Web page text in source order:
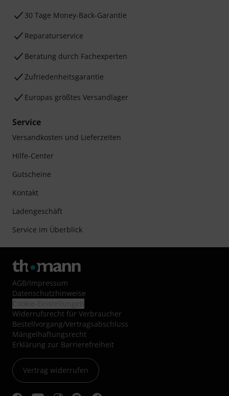
30 Tage Money-Back-Garantie
Reparaturservice
Beratung durch Fachexperten
Zufriedenheitsgarantie
Europas größtes Versandlager
Service
Versandkosten und Lieferzeiten
Hilfe-Center
Gutscheine
Kontakt
Ladengeschäft
Service im Überblick
AGB/Impressum
Datenschutzhinweise
Widerrufsrecht für Verbraucher
Bestellvorgang/Vertragsabschluss
Mängelhaftungsrecht
Erklärung zur Barrierefreiheit
Vertrag widerrufen